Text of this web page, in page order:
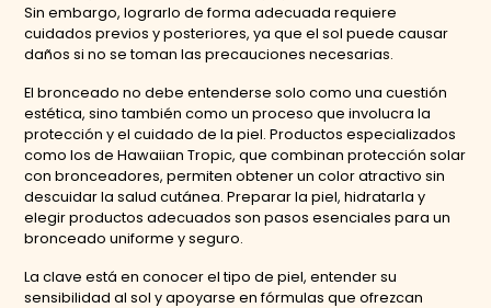
Sin embargo, lograrlo de forma adecuada requiere
cuidados previos y posteriores, ya que el sol puede causar
daños si no se toman las precauciones necesarias.
El bronceado no debe entenderse solo como una cuestión
estética, sino también como un proceso que involucra la
protección y el cuidado de la piel. Productos especializados
como los de Hawaiian Tropic, que combinan protección solar
con bronceadores, permiten obtener un color atractivo sin
descuidar la salud cutánea. Preparar la piel, hidratarla y
elegir productos adecuados son pasos esenciales para un
bronceado uniforme y seguro.
La clave está en conocer el tipo de piel, entender su
sensibilidad al sol y apoyarse en fórmulas que ofrezcan